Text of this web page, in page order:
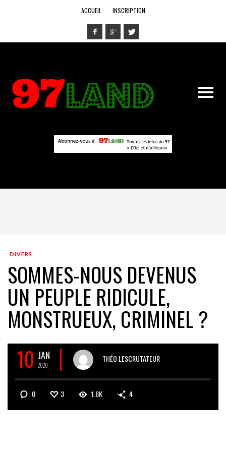
ACCUEIL INSCRIPTION
DIVERS
SOMMES-NOUS DEVENUS
UN PEUPLE RIDICULE,
MONSTRUEUX, CRIMINEL ?
10 JAN
2020
THÉO LESCRUTATEUR
0 3 1.6K 4